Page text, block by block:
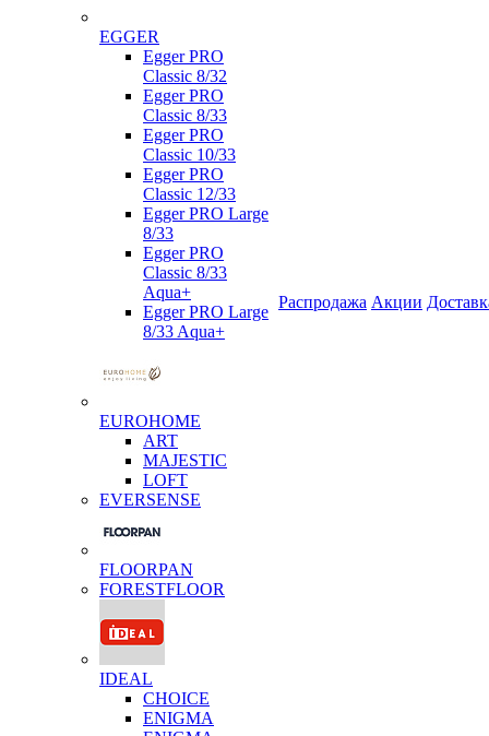
EGGER
Egger PRO
Classic 8/32
Egger PRO
Classic 8/33
Egger PRO
Classic 10/33
Egger PRO
Classic 12/33
Egger PRO Large
8/33
Egger PRO
Classic 8/33
Aqua+
Egger PRO Large
8/33 Aqua+
EUROHOME
ART
MAJESTIC
LOFT
EVERSENSE
FLOORPAN
FORESTFLOOR
IDEAL
CHOICE
ENIGMA
Распродажа Акции